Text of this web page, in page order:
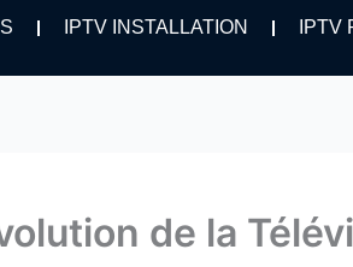
IPTV INSTALLATION IPTV
de la